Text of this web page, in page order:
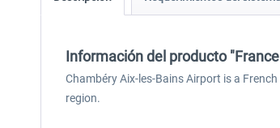
Información del producto
Chambéry Aix-les-Bains Airport is a
region.